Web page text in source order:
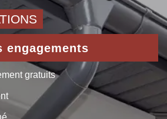
engagements
gratuits